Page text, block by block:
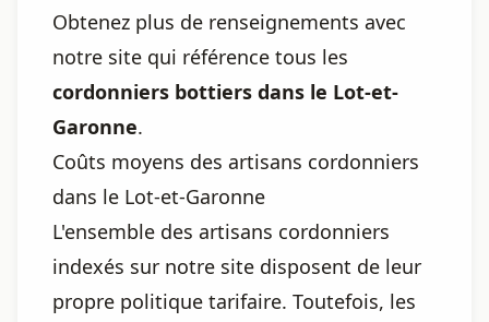
Obtenez plus de renseignements avec
notre site qui référence tous les
cordonniers bottiers dans le Lot-et-
Garonne.
Coûts moyens des artisans cordonniers
dans le Lot-et-Garonne
L'ensemble des artisans cordonniers
indexés sur notre site disposent de leur
propre politique tarifaire. Toutefois, les